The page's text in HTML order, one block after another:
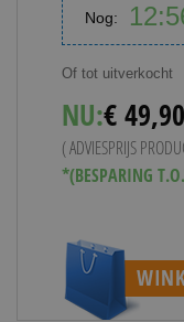
Nog:
12
Of tot uitverkocht
NU:€ 49,90
( ADVIESPRIJS
*(BESPARING